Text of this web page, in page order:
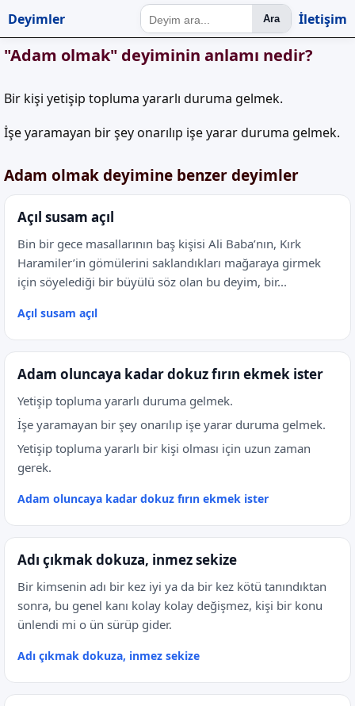
Deyimler Ara İletişim
"Adam olmak" deyiminin anlamı nedir?
Bir kişi yetişip topluma yararlı duruma gelmek.
İşe yaramayan bir şey onarılıp işe yarar duruma gelmek.
Adam olmak deyimine benzer deyimler
Açıl susam açıl
Bin bir gece masallarının baş kişisi Ali Baba’nın, Kırk
Haramiler’in gömülerini saklandıkları mağaraya girmek
için söyelediği bir büyülü söz olan bu deyim, bir...
Açıl susam açıl
Adam oluncaya kadar dokuz fırın ekmek ister
Yetişip topluma yararlı duruma gelmek.
İşe yaramayan bir şey onarılıp işe yarar duruma gelmek.
Yetişip topluma yararlı bir kişi olması için uzun zaman
gerek.
Adam oluncaya kadar dokuz fırın ekmek ister
Adı çıkmak dokuza, inmez sekize
Bir kimsenin adı bir kez iyi ya da bir kez kötü tanındıktan
sonra, bu genel kanı kolay kolay değişmez, kişi bir konu
ünlendi mi o ün sürüp gider.
Adı çıkmak dokuza, inmez sekize